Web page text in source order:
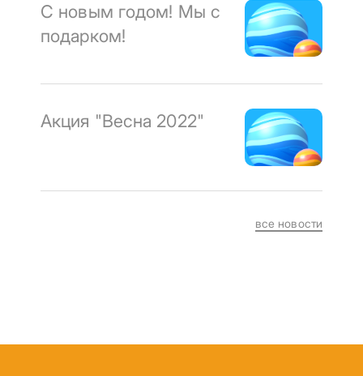
С новым годом! Мы с
подарком!
Акция "Весна 2022"
все новости